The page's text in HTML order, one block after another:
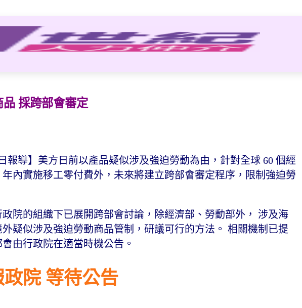
採跨部會審定
報導】美方日前以產品疑似涉及強迫勞動為由，針對全球 60 個經
內實施移工零付費外，未來將建立跨部會審定程序，限制強迫勞
院的組織下已展開跨部會討論，除經濟部、勞動部外， 涉及海
疑似涉及強迫勞動商品管制，研議可行的方法。 相關機制已提
由行政院在適當時機公告。
院 等待公告